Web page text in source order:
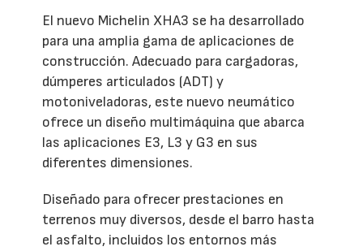
El nuevo Michelin XHA3 se ha desarrollado
para una amplia gama de aplicaciones de
construcción. Adecuado para cargadoras,
dúmperes articulados (ADT) y
motoniveladoras, este nuevo neumático
ofrece un diseño multimáquina que abarca
las aplicaciones E3, L3 y G3 en sus
diferentes dimensiones.
Diseñado para ofrecer prestaciones en
terrenos muy diversos, desde el barro hasta
el asfalto, incluidos los entornos más